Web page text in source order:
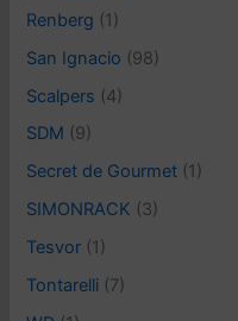
Renberg (1)
San Ignacio (98)
Scalpers (4)
SDM (9)
Secret de Gourmet (1)
SIMONRACK (3)
Tesvor (1)
Tontarelli (7)